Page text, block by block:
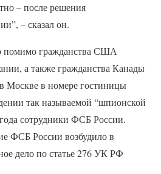
– после решения
– сказал он.
помимо гражданства США
а также гражданства Канады
Москве в номере гостиницы
так называемой “шпионской
сотрудники ФСБ России.
ФСБ России возбудило в
дело по статье 276 УК РФ